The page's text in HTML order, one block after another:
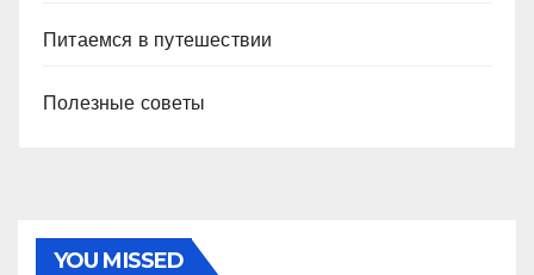
Питаемся в путешествии
Полезные советы
YOU MISSED